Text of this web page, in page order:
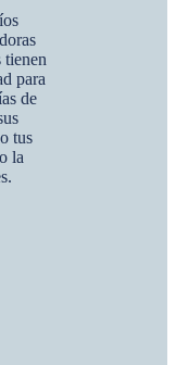
tienen
para
de
tus
la